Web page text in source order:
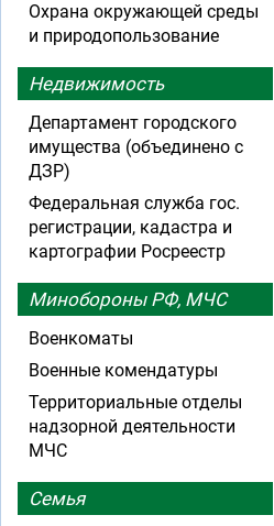
Охрана окружающей среды
и природопользование
Недвижимость
Департамент городского
имущества (объединено с
ДЗР)
Федеральная служба гос.
регистрации, кадастра и
картографии Росреестр
Минобороны РФ, МЧС
Военкоматы
Военные комендатуры
Территориальные отделы
надзорной деятельности
МЧС
Семья